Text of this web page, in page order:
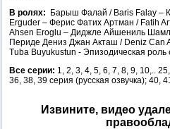
В ролях:
Барыш Фалай / Baris Falay –
Erguder – Ферис Фатих Артман / Fatih
Ahsen Eroglu – Диджле Айшениль
Периде Дениз Джан Акташ / Deniz
Tuba Buyukustun - Эпизодическая роль
Все серии: 1, 2, 3, 4, 5, 6, 7, 8, 9, 10,..
36, 38, 39 серия (русская озвучка); 40,
Извините, видео